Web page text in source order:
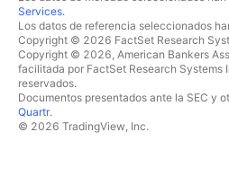
Services.
Los datos de referencia seleccionados
Copyright © 2026 FactSet Research
Copyright © 2026, American Bankers
facilitada por FactSet Research Systems
reservados.
Documentos presentados ante la SEC y
Quartr.
© 2026 TradingView, Inc.